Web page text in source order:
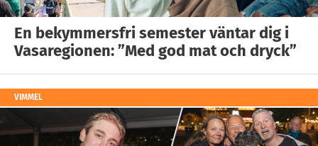
En bekymmersfri semester väntar dig i
Vasaregionen: ”Med god mat och dryck”
VIMMEL